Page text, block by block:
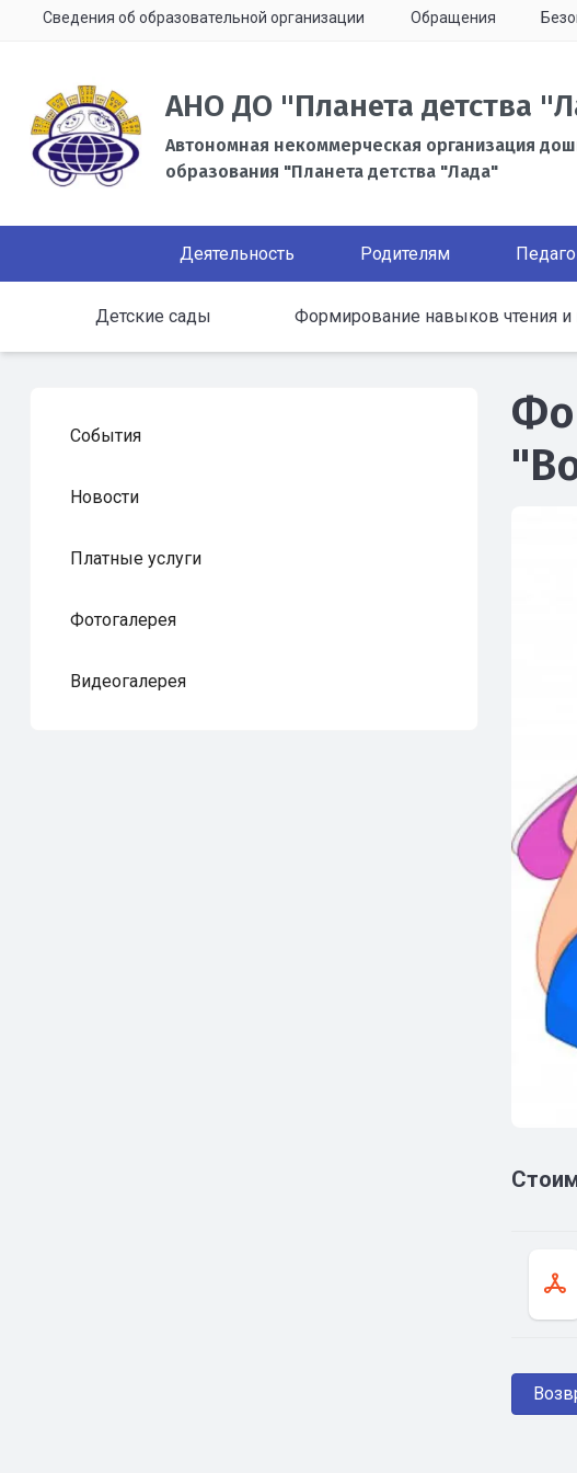
Сведения об образовательной организации Обращения
АНО ДО "Планета детства
Автономная некоммерческая организация
образования "Планета детства "Лада"
Деятельность Родителям
Детские сады Формирование навыков чтения и
События
Новости
Платные услуги
Фотогалерея
Видеогалерея